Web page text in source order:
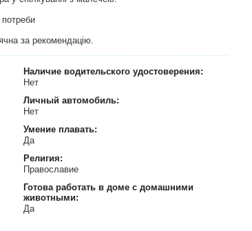
потреби
за рекомендацію.
Наличие водительского удостоверения:
Нет
Личный автомобиль:
Нет
Умение плавать:
Да
Религия:
Православие
Готова работать в доме с домашними
животными:
Да